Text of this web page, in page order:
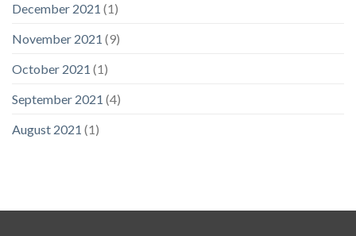
December 2021 (1)
November 2021 (9)
October 2021 (1)
September 2021 (4)
August 2021 (1)